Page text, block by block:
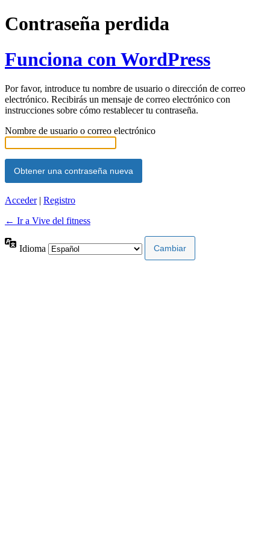
Contraseña perdida
Funciona con WordPress
Por favor, introduce tu nombre de usuario o dirección de correo
electrónico. Recibirás un mensaje de correo electrónico con
instrucciones sobre cómo restablecer tu contraseña.
Nombre de usuario o correo electrónico
Acceder| Registro
← Ir a Vive del fitness
Idioma